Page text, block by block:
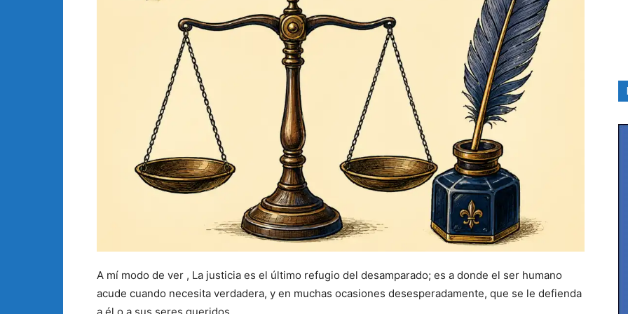
A mí modo de ver , La justicia es el último refugio del desamparado; es a donde el ser humano
acude cuando necesita verdadera, y en muchas ocasiones desesperadamente, que se le defienda